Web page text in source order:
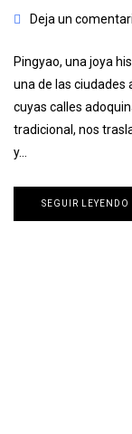
Deja un
Pingyao, una joya
una de las ciudades
cuyas calles
tradicional, nos
y…
SEGUIR LEYENDO